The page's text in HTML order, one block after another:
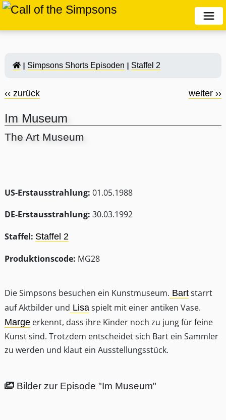
Simpsons Shorts Episoden Staffel 2
‹‹ zurück weiter ››
Im Museum
The Art Museum
US-Erstausstrahlung: 01.05.1988
DE-Erstausstrahlung: 30.03.1992
Staffel: Staffel 2
Produktionscode: MG28
Die Simpsons besuchen ein Kunstmuseum. Bart starrt
auf Aktbilder und Lisa spielt mit einer antiken Vase.
Marge erkennt, dass ihre Kinder noch zu jung für feine
Kunst sind. Trotzdem entscheidet sich Bart ein Sammler
zu werden und klaut ein Ausstellungsstück.
Bilder zur Episode "Im Museum"